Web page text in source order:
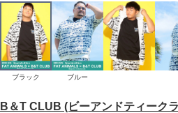
B＆T CLUB (ビーアンドティーク
ブラック ブルー